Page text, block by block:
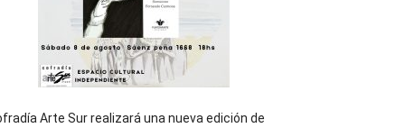
Arte Sur realizará una nueva edición de